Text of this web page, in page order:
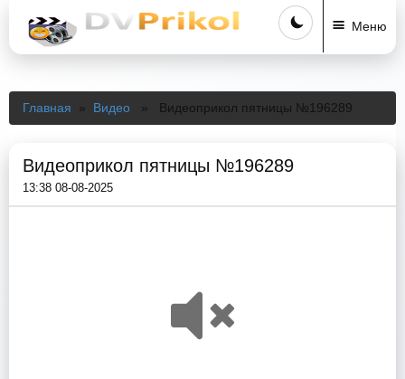
Меню
Главная » Видео » Видеоприкол пятницы №196289
Видеоприкол пятницы №196289
13:38 08-08-2025